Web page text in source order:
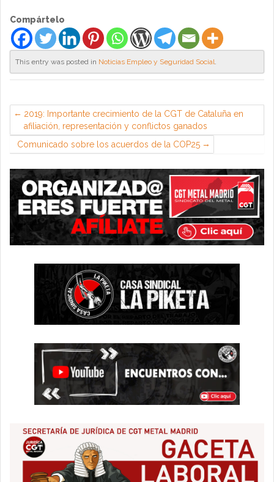
Compártelo
This entry was posted in Noticias Empleo y Seguridad Social.
2019: Importante crecimiento de la CGT de Cataluña en
afiliación, representación y conflictos ganados
Comunicado sobre los acuerdos de la COP25